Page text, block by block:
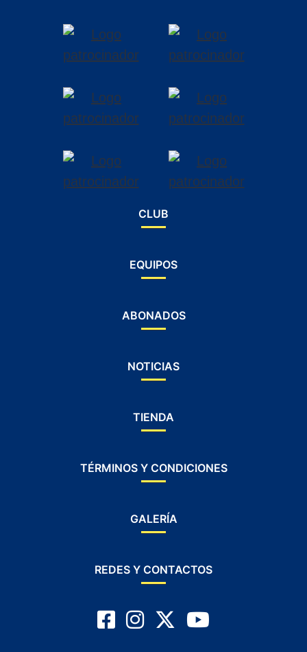
CLUB
EQUIPOS
ABONADOS
NOTICIAS
TIENDA
TÉRMINOS Y CONDICIONES
GALERÍA
REDES Y CONTACTOS